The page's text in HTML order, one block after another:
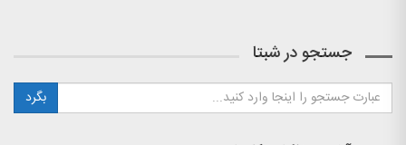
جستجو در شبتا